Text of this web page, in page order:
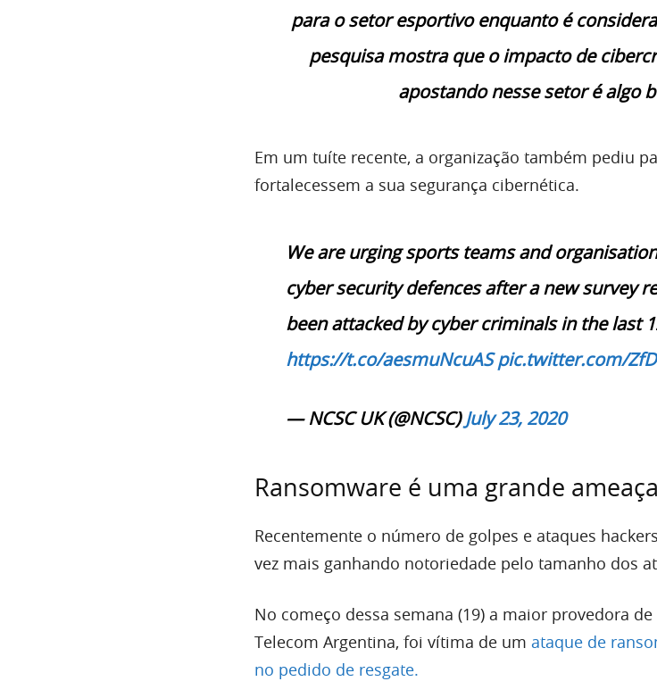
para o setor esportivo enquanto é
pesquisa mostra que o impacto de
apostando nesse setor é algo
Em um tuíte recente, a organização também pediu
fortalecessem a sua segurança cibernética.
We are urging sports teams and
cyber security defences after a new survey
been attacked by cyber criminals in the last
https://t.co/aesmuNcuAS pic.twitter.com/
— NCSC UK (@NCSC)July 23, 2020
Ransomware é uma grande
Recentemente o número de golpes e ataques
vez mais ganhando notoriedade pelo tamanho dos
No começo dessa semana (19) a maior provedora
Telecom Argentina, foi vítima de um ataque de
no pedido de resgate.